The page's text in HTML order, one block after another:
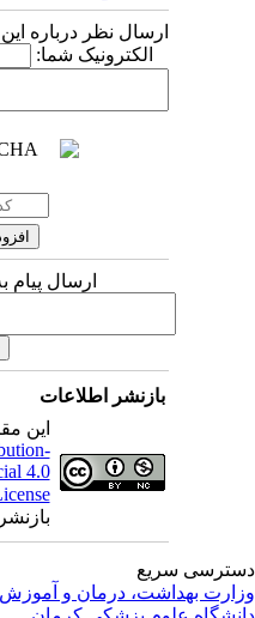
ارسال نظر درباره
الکترونیک شما:
ارسال پیام
بازنشر اطلاعات
این
4.0
سریع
بهداشت، درمان و آموزش